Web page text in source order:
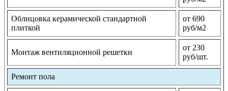
Облицовка керамической стандартной
плиткой
от 690
руб/м2
Монтаж вентиляционной решетки
от 230
руб/шт.
Ремонт пола